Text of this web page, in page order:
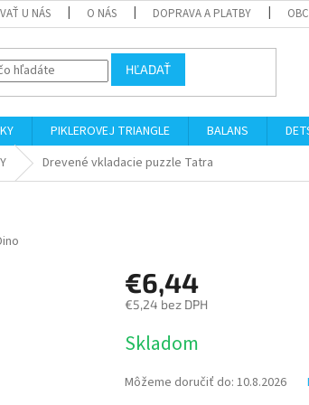
U NÁS O NÁS DOPRAVA A PLATBY
HĽADAŤ
PIKLEROVEJ TRIANGLE BALANS
Drevené vkladacie puzzle Tatra
€6,44
€5,24 bez DPH
cena:
Skladom
Môžeme doručiť do: 10.8.2026